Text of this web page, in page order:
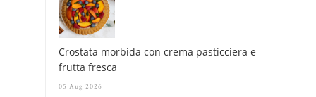
Crostata morbida con crema pasticciera e
frutta fresca
05 Aug 2026